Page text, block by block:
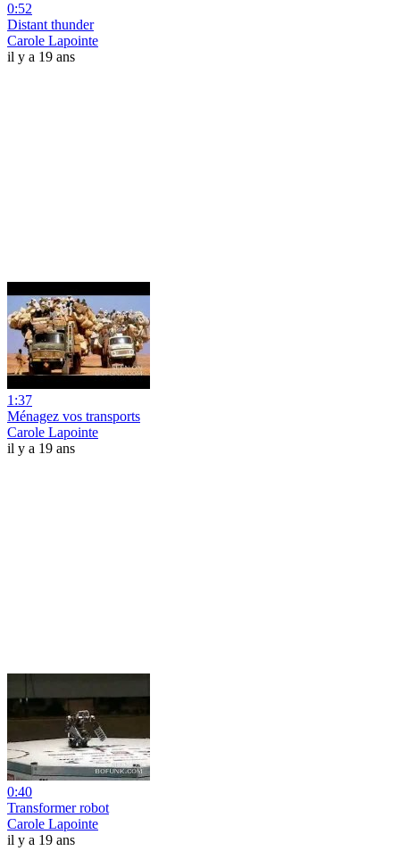
0:52
Distant thunder
Carole Lapointe
il y a 19 ans
1:37
Ménagez vos transports
Carole Lapointe
il y a 19 ans
0:40
Transformer robot
Carole Lapointe
il y a 19 ans